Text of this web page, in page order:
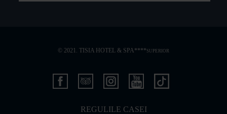
© 2021. TISIA HOTEL & SPA**** SUPERIOR
REGULILE CASEI